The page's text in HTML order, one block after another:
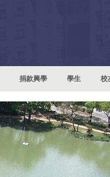
捐款興學 學生 校